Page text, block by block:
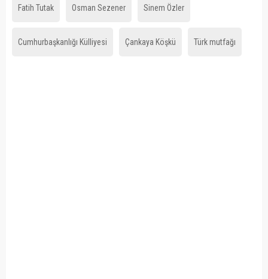
Fatih Tutak Osman Sezener Sinem Özler
Cumhurbaşkanlığı Külliyesi Çankaya Köşkü Türk mutfağı